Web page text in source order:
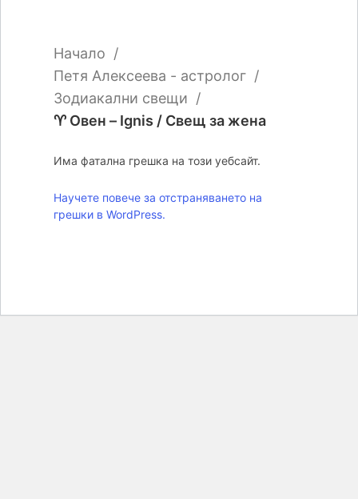
Начало
Петя Алексеева - астролог
Зодиакални свещи
♈ Овен – Ignis / Свещ за жена
Има фатална грешка на този уебсайт.
Научете повече за отстраняването на
грешки в WordPress.